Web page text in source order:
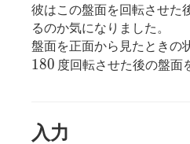
彼はこの盤面を回転させた
るのか気になりました。
盤面を正面から見たときの
180 度回転させた後の盤面
入力